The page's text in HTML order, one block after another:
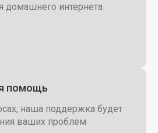
домашнего интернета
помощь
наша поддержка будет
ваших проблем